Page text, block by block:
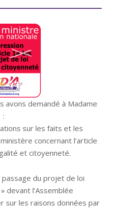
avons demandé à Madame
:
sur les faits et les
concernant l’article
et citoyenneté.
du projet de loi
devant l’Assemblée
sur les raisons données par